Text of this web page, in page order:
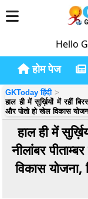
Hello
होम पेज
GKToday हिंदी
हाल ही में सुर्ख़ियों में रहीं
और पोतो हो खेल विकास
हाल ही में
नीलांबर
विकास योजना,